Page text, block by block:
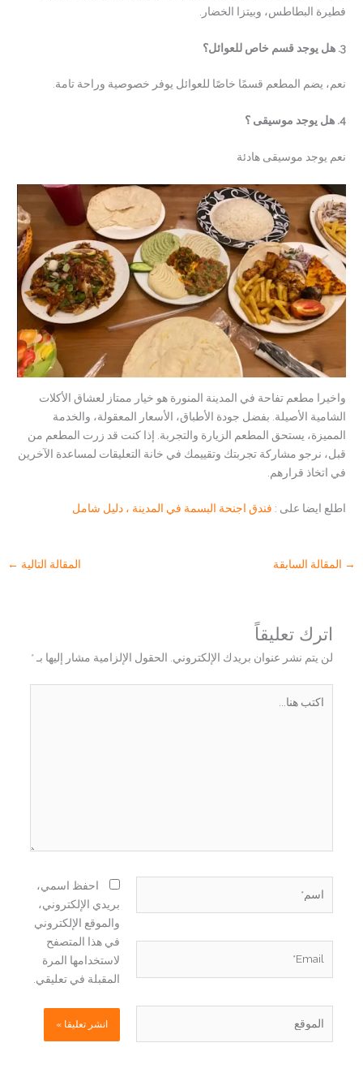
فطيرة البطاطس، وبيتزا الخضار.
3. هل يوجد قسم خاص للعوائل؟
نعم، يضم المطعم قسمًا خاصًا للعوائل يوفر خصوصية وراحة تامة.
4. هل يوجد موسيقى ؟
نعم يوجد موسيقى هادئة
واخيرا مطعم تفاحة في المدينة المنورة هو خيار ممتاز لعشاق الأكلات
الشامية الأصيلة. بفضل جودة الأطباق، الأسعار المعقولة، والخدمة
المميزة، يستحق المطعم الزيارة والتجربة. إذا كنت قد زرت المطعم من
قبل، نرجو مشاركة تجربتك وتقييمك في خانة التعليقات لمساعدة الآخرين
في اتخاذ قرارهم.
اطلع ايضا على : فندق اجنحة البسمة في المدينة ، دليل شامل
→ المقالة السابقة المقالة التالية ←
اترك تعليقاً
لن يتم نشر عنوان بريدك الإلكتروني. الحقول الإلزامية مشار إليها بـ *
احفظ اسمي،
بريدي الإلكتروني،
والموقع الإلكتروني
في هذا المتصفح
لاستخدامها المرة
المقبلة في تعليقي.